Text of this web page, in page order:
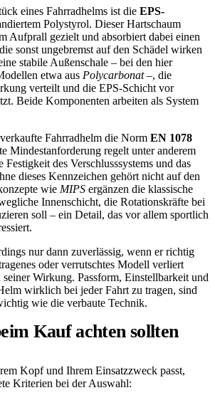
eines Fahrradhelms ist die EPS-
Polystyrol. Dieser Hartschaum
Aufprall gezielt und absorbiert dabei einen
sonst ungebremst auf den Schädel wirken
stabile Außenschale – bei den hier
etwa aus Polycarbonat–, die
verteilt und die EPS-Schicht vor
Beide Komponenten arbeiten als System
Fahrradhelm die Norm EN 1078
Mindestanforderung regelt unter anderem
des Verschlusssystems und das
dieses Kennzeichen gehört nicht auf den
wie MIPS ergänzen die klassische
Innenschicht, die Rotationskräfte bei
soll – ein Detail, das vor allem sportlich
nur dann zuverlässig, wenn er richtig
oder verrutschtes Modell verliert
Wirkung. Passform, Einstellbarkeit und
wirklich bei jeder Fahrt zu tragen, sind
wie die verbaute Technik.
Kauf achten sollten
Kopf und Ihrem Einsatzzweck passt,
Kriterien bei der Auswahl: